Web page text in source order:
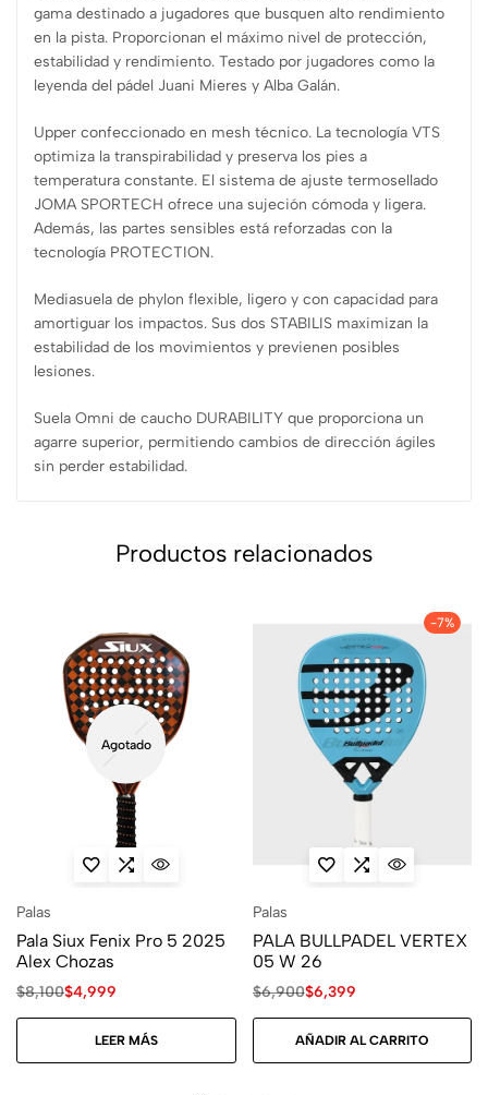
gama destinado a jugadores que busquen alto rendimiento
en la pista. Proporcionan el máximo nivel de protección,
estabilidad y rendimiento. Testado por jugadores como la
leyenda del pádel Juani Mieres y Alba Galán.
Upper confeccionado en mesh técnico. La tecnología VTS
optimiza la transpirabilidad y preserva los pies a
temperatura constante. El sistema de ajuste termosellado
JOMA SPORTECH ofrece una sujeción cómoda y ligera.
Además, las partes sensibles está reforzadas con la
tecnología PROTECTION.
Mediasuela de phylon flexible, ligero y con capacidad para
amortiguar los impactos. Sus dos STABILIS maximizan la
estabilidad de los movimientos y previenen posibles
lesiones.
Suela Omni de caucho DURABILITY que proporciona un
agarre superior, permitiendo cambios de dirección ágiles
sin perder estabilidad.
Productos relacionados
Agotado
Palas
Pala Siux Fenix Pro 5 2025
Alex Chozas
$8,100$4,999
LEER MÁS
-7%
Palas
PALA BULLPADEL VERTEX
05 W 26
$6,900$6,399
AÑADIR AL CARRITO